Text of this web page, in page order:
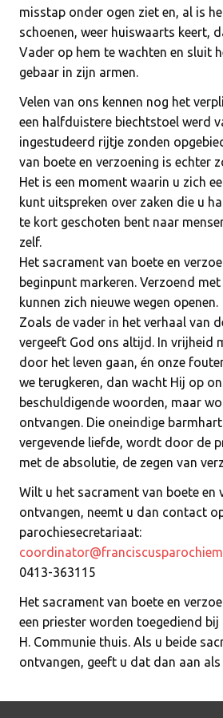
misstap onder ogen ziet en, al is
schoenen, weer huiswaarts keert,
Vader op hem te wachten en sluit
gebaar in zijn armen.
Velen van ons kennen nog het
een halfduistere biechtstoel werd
ingestudeerd rijtje zonden
van boete en verzoening is echter
Het is een moment waarin u zich
kunt uitspreken over zaken die u
te kort geschoten bent naar
zelf.
Het sacrament van boete en
beginpunt markeren. Verzoend
kunnen zich nieuwe wegen openen.
Zoals de vader in het verhaal van
vergeeft God ons altijd. In vrijheid
door het leven gaan, én onze
we terugkeren, dan wacht Hij op
beschuldigende woorden, maar
ontvangen. Die oneindige
vergevende liefde, wordt door de
met de absolutie, de zegen van
Wilt u het sacrament van boete en
ontvangen, neemt u dan contact
parochiesecretariaat:
0413-363115
Het sacrament van boete en
een priester worden toegediend bij
H. Communie thuis. Als u beide
ontvangen, geeft u dat dan aan